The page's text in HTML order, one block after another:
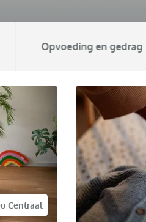
Opvoeding en gedrag
Centraal